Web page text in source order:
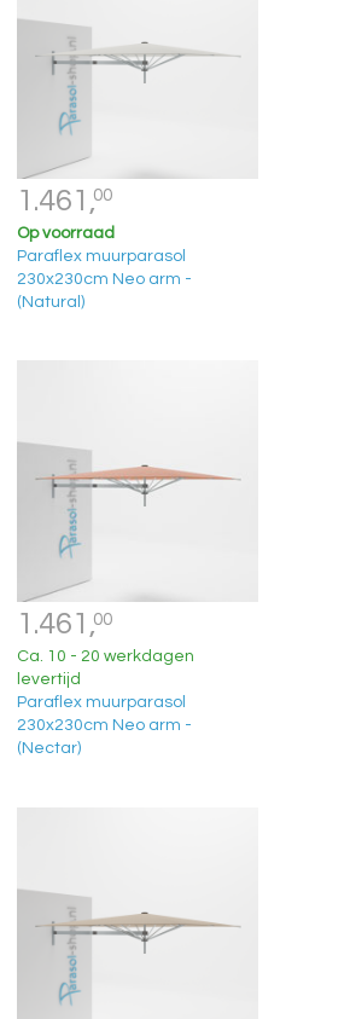
1.461,00
Op voorraad
Paraflex muurparasol
230x230cm Neo arm -
(Natural)
1.461,00
Ca. 10 - 20 werkdagen
levertijd
Paraflex muurparasol
230x230cm Neo arm -
(Nectar)